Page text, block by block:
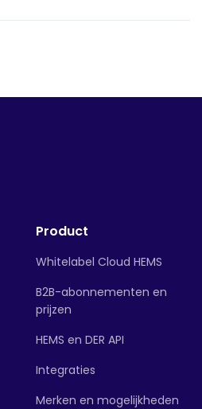
Product
Whitelabel Cloud HEMS
B2B-abonnementen en
prijzen
HEMS en DER API
Integraties
Merken en mogelijkheden